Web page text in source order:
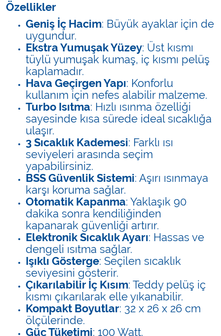
Özellikler
Geniş İç Hacim: Büyük ayaklar için de
uygundur.
Ekstra Yumuşak Yüzey: Üst kısmı
tüylü yumuşak kumaş, iç kısmı pelüş
kaplamadır.
Hava Geçirgen Yapı: Konforlu
kullanım için nefes alabilir malzeme.
Turbo Isıtma: Hızlı ısınma özelliği
sayesinde kısa sürede ideal sıcaklığa
ulaşır.
3 Sıcaklık Kademesi: Farklı ısı
seviyeleri arasında seçim
yapabilirsiniz.
BSS Güvenlik Sistemi: Aşırı ısınmaya
karşı koruma sağlar.
Otomatik Kapanma: Yaklaşık 90
dakika sonra kendiliğinden
kapanarak güvenliği artırır.
Elektronik Sıcaklık Ayarı: Hassas ve
dengeli ısıtma sağlar.
Işıklı Gösterge: Seçilen sıcaklık
seviyesini gösterir.
Çıkarılabilir İç Kısım: Teddy pelüş iç
kısmı çıkarılarak elle yıkanabilir.
Kompakt Boyutlar: 32 x 26 x 26 cm
ölçülerinde.
Güç Tüketimi: 100 Watt.